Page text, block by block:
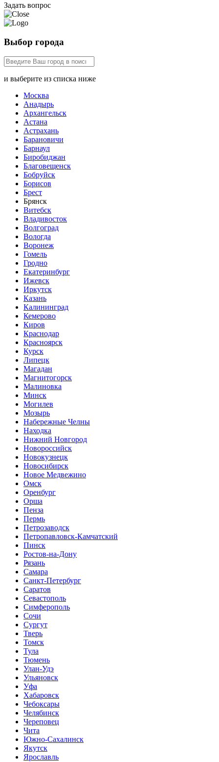
Задать вопрос
Выбор города
и выберите из списка ниже
Москва
Анадырь
Архангельск
Астана
Астрахань
Барановичи
Барнаул
Биробиджан
Благовещенск
Бобруйск
Борисов
Брест
Брянск
Витебск
Владивосток
Волгоград
Вологда
Воронеж
Гомель
Гродно
Екатеринбург
Ижевск
Иркутск
Казань
Калининград
Кемерово
Киров
Краснодар
Красноярск
Курск
Липецк
Магадан
Магнитогорск
Малиновка
Минск
Могилев
Мозырь
Набережные Челны
Находка
Нижний Новгород
Новороссийск
Новокузнецк
Новосибирск
Новое Медвежино
Омск
Оренбург
Орша
Пенза
Пермь
Петрозаводск
Петропавловск-Камчатский
Пинск
Ростов-на-Дону
Рязань
Самара
Санкт-Петербург
Саратов
Севастополь
Симферополь
Сочи
Сургут
Тверь
Томск
Тула
Тюмень
Улан-Удэ
Ульяновск
Уфа
Хабаровск
Чебоксары
Челябинск
Череповец
Чита
Южно-Сахалинск
Якутск
Ярославль